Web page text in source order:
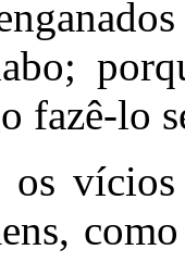
fazê-lo
os